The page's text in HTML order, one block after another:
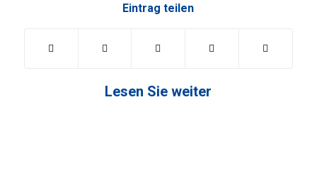
Eintrag teilen
Lesen Sie weiter